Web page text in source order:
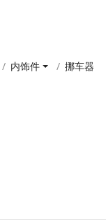
内饰件 挪车器